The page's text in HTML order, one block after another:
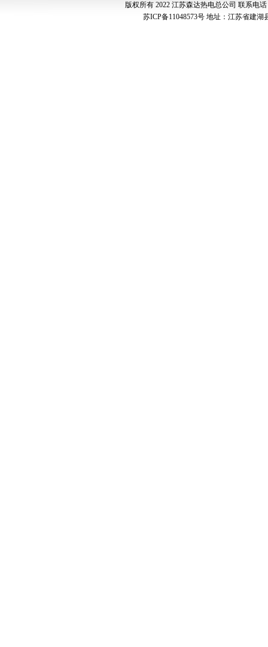
版权所有 2022 江苏森达热电总公司 联系电话
苏ICP备11048573号地址：江苏省建湖